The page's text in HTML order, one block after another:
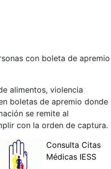
con boleta de apremio
alimentos, violencia
boletas de apremio donde
se remite al
con la orden de captura.